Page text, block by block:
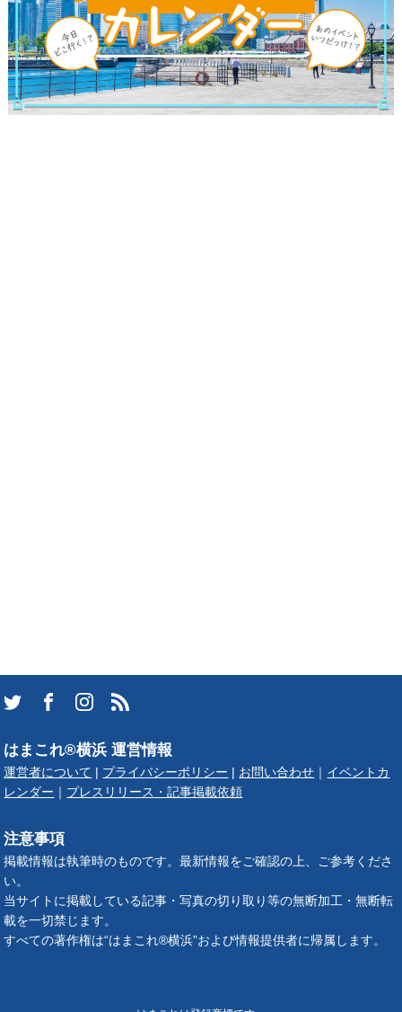
ブログ記事
サイトについて
はまこれ®横浜 運営情報
運営者について プライバシーポリシー お問い合わせ
イベントカ
レンダー
プレスリリース・記事掲載依頼
注意事項
掲載情報は執筆時のものです。最新情報をご確認の上、ご参考くださ
い。
当サイトに掲載している記事・写真の切り取り等の無断加工・無断転
載を一切禁じます。
すべての著作権は“はまこれ®横浜”および情報提供者に帰属します。